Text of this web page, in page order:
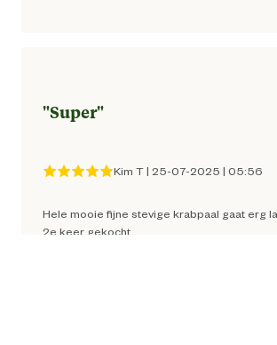
"Super"
Kim T| 25-07-2025 | 05:56
Hele mooie fijne stevige krabpaal gaat erg
2e keer gekocht